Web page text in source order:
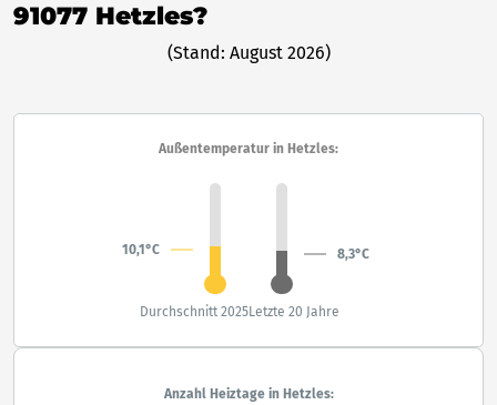
91077 Hetzles?
(Stand: August 2026)
Außentemperatur in Hetzles:
10,1°C 8,3°C
Durchschnitt 2025Letzte 20 Jahre
Anzahl Heiztage in Hetzles: